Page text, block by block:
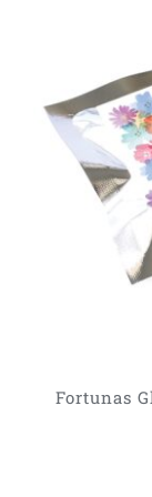
DETAILS
Fortunas